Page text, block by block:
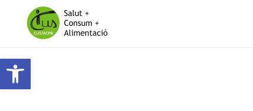
Obre la barra d'eines
Skip to main content